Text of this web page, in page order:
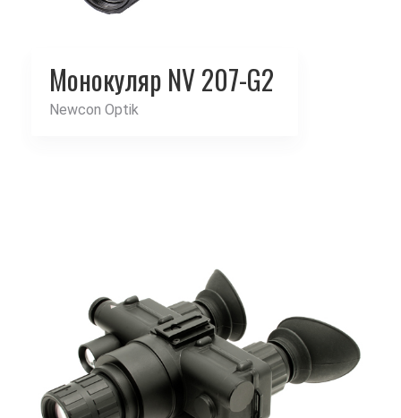
Монокуляр NV 207-G2
Newcon Optik